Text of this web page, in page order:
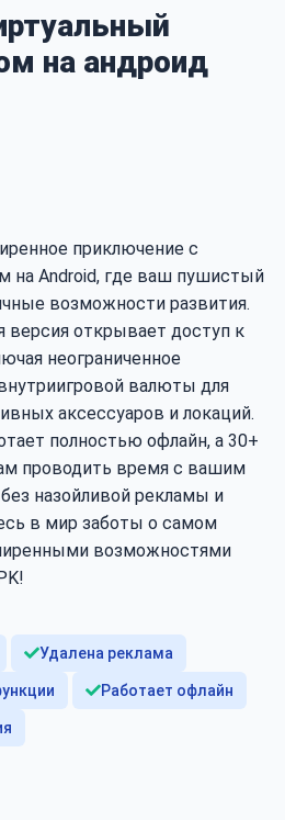
на андроид
приключение с
на Android, где ваш пушистый
возможности развития.
версия открывает доступ к
неограниченное
валюты для
аксессуаров и локаций.
полностью офлайн, а 30+
проводить время с вашим
назойливой рекламы и
в мир заботы о самом
возможностями
Удалена реклама
Работает офлайн